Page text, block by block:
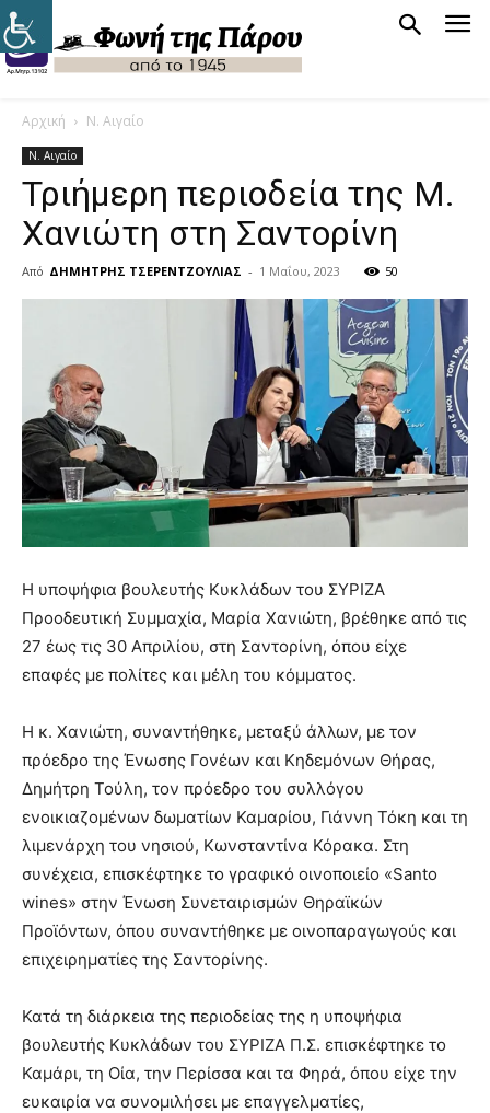
Αρχική Ν. Αιγαίο
Ν. Αιγαίο
Τριήμερη περιοδεία της Μ.
Χανιώτη στη Σαντορίνη
Από ΔΗΜΗΤΡΗΣ ΤΣΕΡΕΝΤΖΟΥΛΙΑΣ - 1 Μαΐου, 2023 50
Η υποψήφια βουλευτής Κυκλάδων του ΣΥΡΙΖΑ
Προοδευτική Συμμαχία, Μαρία Χανιώτη, βρέθηκε από τις
27 έως τις 30 Απριλίου, στη Σαντορίνη, όπου είχε
επαφές με πολίτες και μέλη του κόμματος.
Η κ. Χανιώτη, συναντήθηκε, μεταξύ άλλων, με τον
πρόεδρο της Ένωσης Γονέων και Κηδεμόνων Θήρας,
Δημήτρη Τούλη, τον πρόεδρο του συλλόγου
ενοικιαζομένων δωματίων Καμαρίου, Γιάννη Τόκη και τη
λιμενάρχη του νησιού, Κωνσταντίνα Κόρακα. Στη
συνέχεια, επισκέφτηκε το γραφικό οινοποιείο «Santo
wines» στην Ένωση Συνεταιρισμών Θηραϊκών
Προϊόντων, όπου συναντήθηκε με οινοπαραγωγούς και
επιχειρηματίες της Σαντορίνης.
Κατά τη διάρκεια της περιοδείας της η υποψήφια
βουλευτής Κυκλάδων του ΣΥΡΙΖΑ Π.Σ. επισκέφτηκε το
Καμάρι, τη Οία, την Περίσσα και τα Φηρά, όπου είχε την
ευκαιρία να συνομιλήσει με επαγγελματίες,